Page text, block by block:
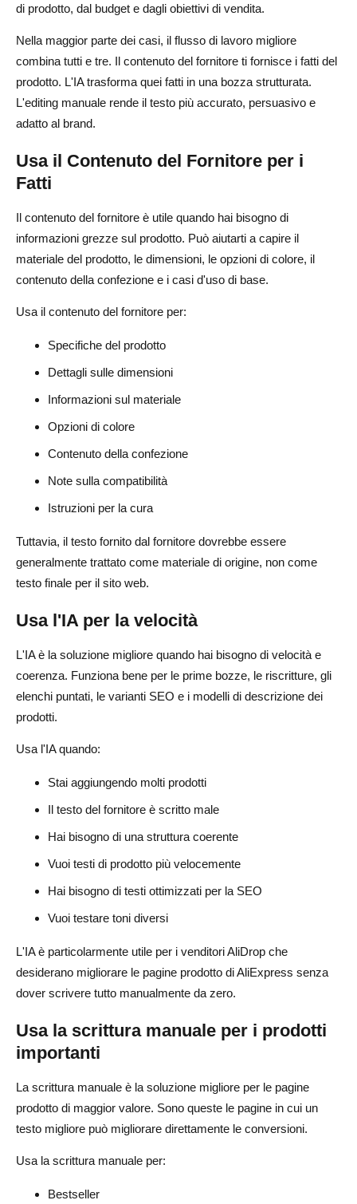
di prodotto, dal budget e dagli obiettivi di vendita.
Nella maggior parte dei casi, il flusso di lavoro migliore
combina tutti e tre. Il contenuto del fornitore ti fornisce i fatti del
prodotto. L'IA trasforma quei fatti in una bozza strutturata.
L'editing manuale rende il testo più accurato, persuasivo e
adatto al brand.
Usa il Contenuto del Fornitore per i
Fatti
Il contenuto del fornitore è utile quando hai bisogno di
informazioni grezze sul prodotto. Può aiutarti a capire il
materiale del prodotto, le dimensioni, le opzioni di colore, il
contenuto della confezione e i casi d'uso di base.
Usa il contenuto del fornitore per:
Specifiche del prodotto
Dettagli sulle dimensioni
Informazioni sul materiale
Opzioni di colore
Contenuto della confezione
Note sulla compatibilità
Istruzioni per la cura
Tuttavia, il testo fornito dal fornitore dovrebbe essere
generalmente trattato come materiale di origine, non come
testo finale per il sito web.
Usa l'IA per la velocità
L'IA è la soluzione migliore quando hai bisogno di velocità e
coerenza. Funziona bene per le prime bozze, le riscritture, gli
elenchi puntati, le varianti SEO e i modelli di descrizione dei
prodotti.
Usa l'IA quando:
Stai aggiungendo molti prodotti
Il testo del fornitore è scritto male
Hai bisogno di una struttura coerente
Vuoi testi di prodotto più velocemente
Hai bisogno di testi ottimizzati per la SEO
Vuoi testare toni diversi
L'IA è particolarmente utile per i venditori AliDrop che
desiderano migliorare le pagine prodotto di AliExpress senza
dover scrivere tutto manualmente da zero.
Usa la scrittura manuale per i prodotti
importanti
La scrittura manuale è la soluzione migliore per le pagine
prodotto di maggior valore. Sono queste le pagine in cui un
testo migliore può migliorare direttamente le conversioni.
Usa la scrittura manuale per:
Bestseller